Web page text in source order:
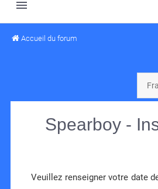
Accueil du forum
Spearboy -
Veuillez renseigner votre date